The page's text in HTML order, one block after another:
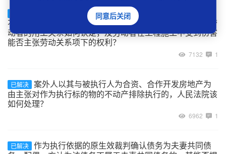
建设工程的承包单位将工程非法转包、违法分包给
不具备用工主体资格的实际施工人，实际施工人自行招用劳
动者的用工关系如何认定，及劳动者在工程施工中受到伤害
能否主张劳动关系项下的权利？
7132 1
已解决 案外人以其与被执行人为合资、合作开发房地产为
由主张对作为执行标的物的不动产排除执行的，人民法院该
如何处理？
6962 1
已解决 作为执行依据的原生效裁判确认债务为夫妻共同债
同意后关闭